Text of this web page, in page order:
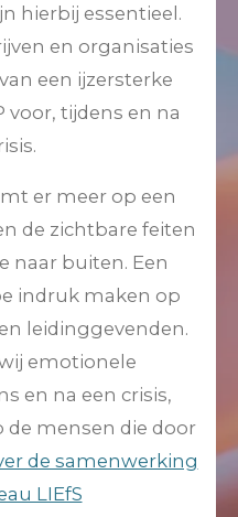
hierbij essentieel.
en organisaties
een ijzersterke
tijdens en na
er meer op een
de zichtbare feiten
naar buiten. Een
indruk maken op
leidinggevenden.
emotionele
en na een crisis,
de mensen die door
de samenwerking
LIEfS